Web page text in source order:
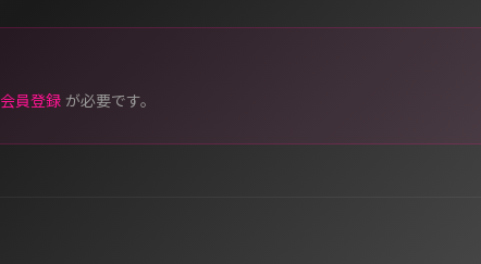
会員登録 が必要です。